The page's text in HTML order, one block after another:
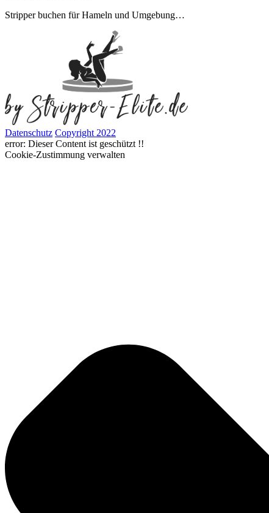
Stripper buchen für Hameln und Umgebung…
Datenschutz Copyright 2022
error: Dieser Content ist geschützt !!
Cookie-Zustimmung verwalten